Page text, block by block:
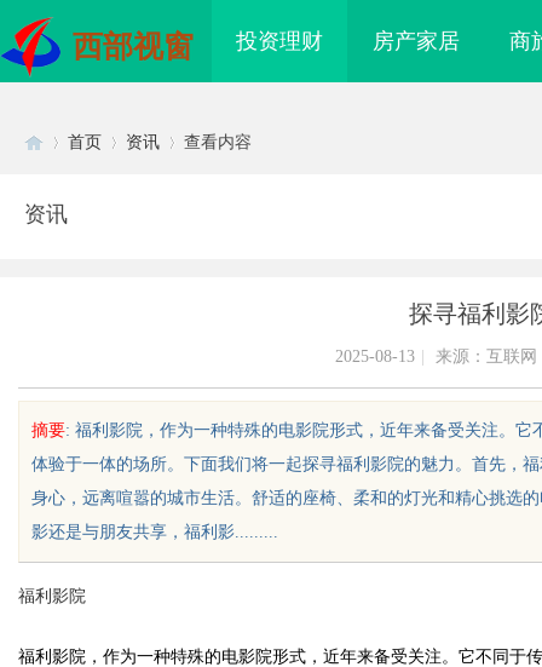
西部视窗 投资理财 房产家居 商
sc
首页 资讯 查看内容
资讯
探寻福利影
2025-08-13 来源：互联网
摘要: 福利影院，作为一种特殊的电影院形式，近年来备受关注。
体验于一体的场所。下面我们将一起探寻福利影院的魅力。首先，
身心，远离喧嚣的城市生活。舒适的座椅、柔和的灯光和精心挑选
影还是与朋友共享，福利影.........
福利影院
福利影院，作为一种特殊的电影院形式，近年来备受关注。它不同于
配眼镜